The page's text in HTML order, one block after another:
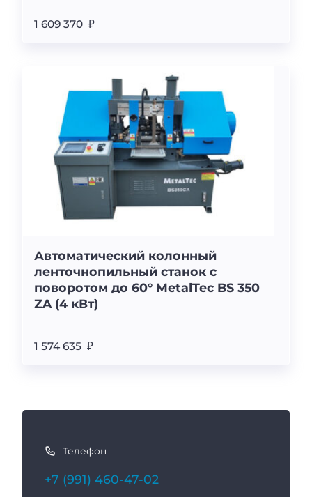
1 609 370 ₽
Автоматический колонный
ленточнопильный станок с
поворотом до 60° MetalTec BS 350
ZA (4 кВт)
1 574 635 ₽
Телефон
+7 (991) 460-47-02